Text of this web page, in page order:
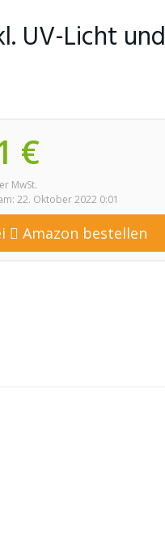
UV-Licht und
€
MwSt.
22. Oktober 2022 0:01
Amazon bestellen